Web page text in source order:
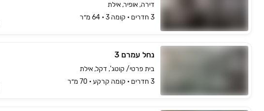
דירה, אופיר, אילת
3 חדרים • קומה ‎3‏ • 64 מ״ר
נחל עמרם 3
בית פרטי/ קוטג', דקל, אילת
3 חדרים • קומה ‎קרקע‏ • 70 מ״ר